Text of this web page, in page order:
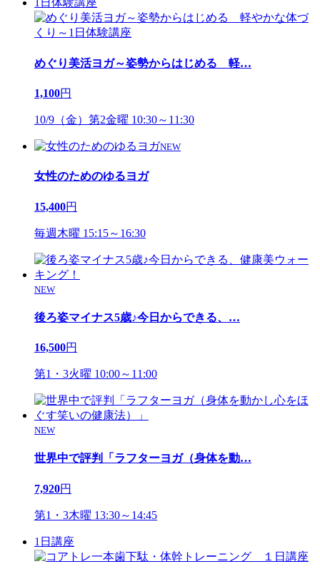
1日体験講座
めぐり美活ヨガ～姿勢からはじめる 軽…
1,100円
10/9（金）第2金曜 10:30～11:30
NEW
女性のためのゆるヨガ
15,400円
毎週木曜 15:15～16:30
NEW
後ろ姿マイナス5歳♪今日からできる、 …
16,500円
第1・3火曜 10:00～11:00
NEW
世界中で評判「ラフターヨガ（身体を動…
7,920円
第1・3木曜 13:30～14:45
1日講座